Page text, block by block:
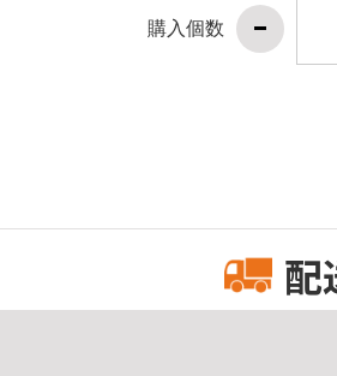
購入個数
配